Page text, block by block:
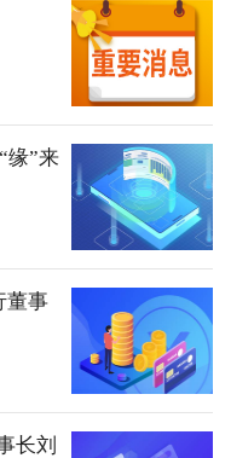
缘”来
董事
长刘